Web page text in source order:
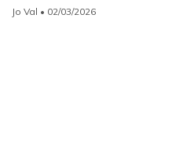
Jo Val • 02/03/2026